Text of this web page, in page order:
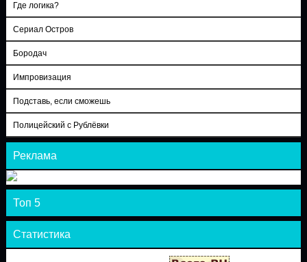
Где логика?
Сериал Остров
Бородач
Импровизация
Подставь, если сможешь
Полицейский с Рублёвки
Реклама
Топ 5
Статистика